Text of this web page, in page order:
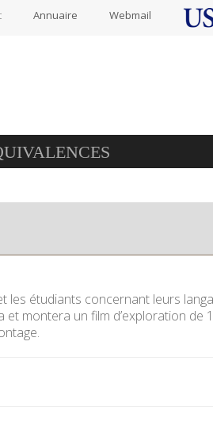
Annuaire Webmail
étudiants concernant leurs
montera un film d’exploration de